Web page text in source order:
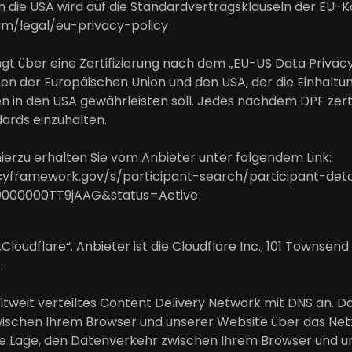
USA wird auf die Standardvertragsklauseln der EU-
legal/eu-privacy-policy
über eine Zertifizierung nach dem „EU-US Data
der Europäischen Union und den USA, der die
in den USA gewährleisten soll. Jedes nachdem DPF
einzuhalten.
erhalten Sie vom Anbieter unter folgendem Link:
s/participant-search/participant-
Anbieter ist die Cloudflare Inc., 101 Townsend
verteiltes Content Delivery Network mit DNS an.
Ihrem Browser und unserer Website über das
Lage, den Datenverkehr zwischen Ihrem Browser und